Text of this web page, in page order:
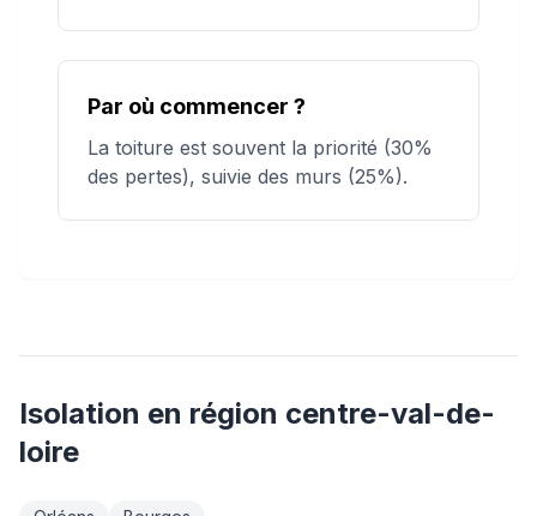
Par où commencer ?
La toiture est souvent la priorité (30%
des pertes), suivie des murs (25%).
Isolation en région centre-val-de-
loire